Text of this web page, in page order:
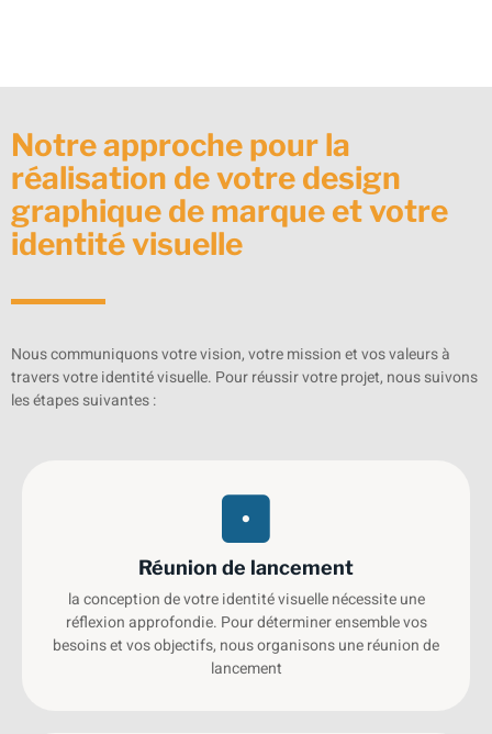
Notre approche pour la
réalisation de votre design
graphique de marque et votre
identité visuelle
Nous communiquons votre vision, votre mission et vos valeurs à
travers votre identité visuelle. Pour réussir votre projet, nous suivons
les étapes suivantes :
Réunion de lancement
la conception de votre identité visuelle nécessite une
réflexion approfondie. Pour déterminer ensemble vos
besoins et vos objectifs, nous organisons une réunion de
lancement